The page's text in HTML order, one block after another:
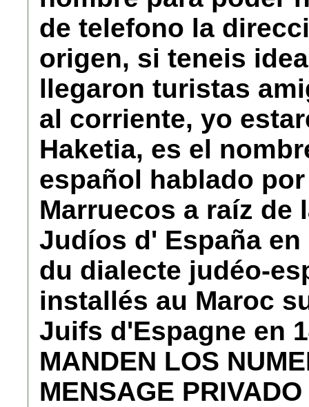
de telefono la
origen, si teneis
llegaron turistas
al corriente, yo
Haketia, es el
español hablado
Marruecos a raíz de
Judíos d' España en
du dialecte judéo-
installés au Maroc
Juifs d'Espagne en
MANDEN LOS
MENSAGE PRIVADO